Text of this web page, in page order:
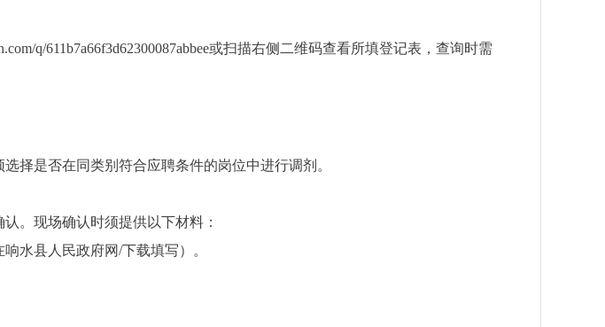
q/611b7a66f3d62300087abbee或扫描右侧二维码查看所填登记表，查询时需
择是否在同类别符合应聘条件的岗位中进行调剂。
。现场确认时须提供以下材料：
水县人民政府网/下载填写）。